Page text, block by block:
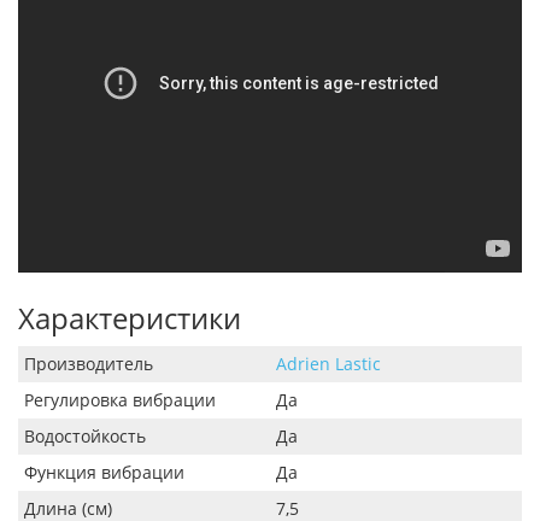
Характеристики
Производитель
Adrien Lastic
Регулировка вибрации
Да
Водостойкость
Да
Функция вибрации
Да
Длина (см)
7,5